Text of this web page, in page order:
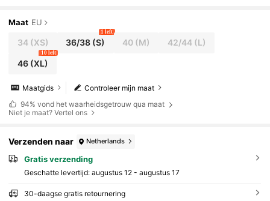
Maat EU
34(XS) 36/38 (S)
1 left
40(M) 42/44(L)
46(XL)
10 left
Controleer mijn maat
Maatgids
94% vond het waarheidsgetrouw qua maat
Niet je maat? Vertel ons
Verzenden naar Netherlands
Gratis verzending
Geschatte levertijd: augustus 12 - augustus 17
30-daagse gratis retournering